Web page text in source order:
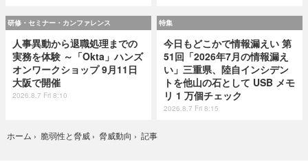
研修・セミナー・カンファレンス
人事異動から退職処理までの
実務を体験 ～「Okta」ハンズ
オンワークショップ 9月11日
大阪で開催
2026.8.7 Fri 8:10
特集
今日もどこかで情報漏えい 第
51回「2026年7月の情報漏え
い」三重県、陸自インシデン
トを他山の石として USB メモ
リ 1 万個チェック
2026.8.7 Fri 8:15
ホーム › 脆弱性と脅威 › 脅威動向 › 記事